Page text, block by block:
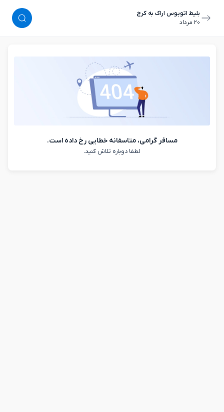
بلیط اتوبوس اراک به کرج
٢٠ مرداد
مسافر گرامی، متاسفانه خطایی رخ داده است.
لطفا دوباره تلاش کنید.